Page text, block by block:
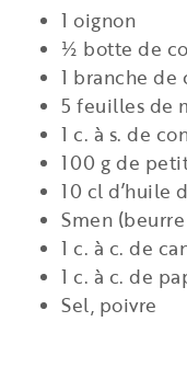
1 oignon
½ botte de
1 branche
5 feuilles de
1 c. à s. de
100 g de
10 cl d’huile
Smen
1 c. à c. de
1 c. à c. de
Sel, poivre